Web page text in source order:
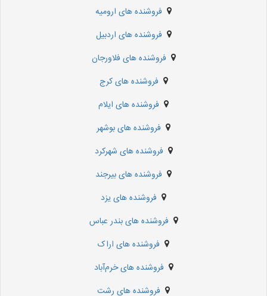
فروشنده های ارومیه
فروشنده های اردبیل
فروشنده های فلاورجان
فروشنده های کرج
فروشنده های ایلام
فروشنده های بوشهر
فروشنده های شهرکرد
فروشنده های بیرجند
فروشنده های یزد
فروشنده های بندر عباس
فروشنده های اراک
فروشنده های خرم‌آباد
فروشنده های رشت